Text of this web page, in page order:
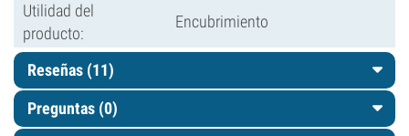
Utilidad del
producto:
Encubrimiento
Reseñas (11)
Preguntas (0)